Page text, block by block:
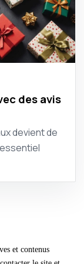
des avis
devient de
et contenus